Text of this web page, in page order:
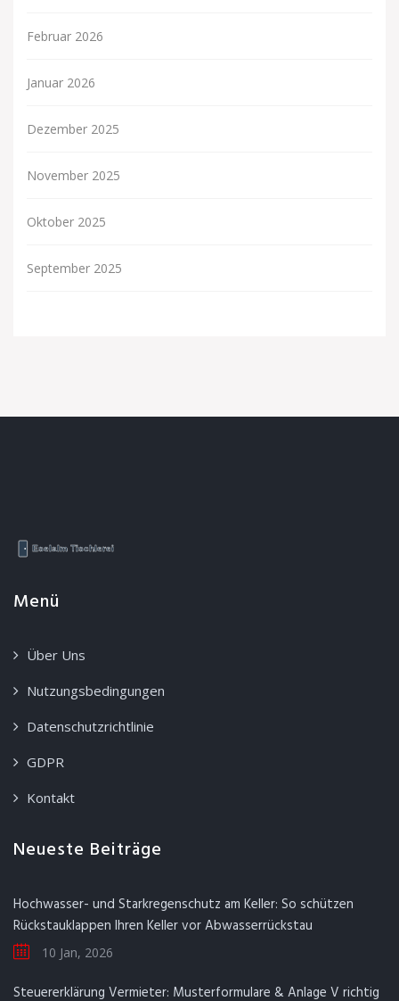
Februar 2026
Januar 2026
Dezember 2025
November 2025
Oktober 2025
September 2025
Menü
Über Uns
Nutzungsbedingungen
Datenschutzrichtlinie
GDPR
Kontakt
Neueste Beiträge
Hochwasser- und Starkregenschutz am Keller: So schützen
Rückstauklappen Ihren Keller vor Abwasserrückstau
10 Jan, 2026
Steuererklärung Vermieter: Musterformulare & Anlage V richtig